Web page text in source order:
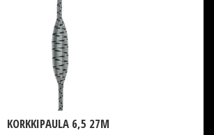
KORKKIPAULA 6,5 27M